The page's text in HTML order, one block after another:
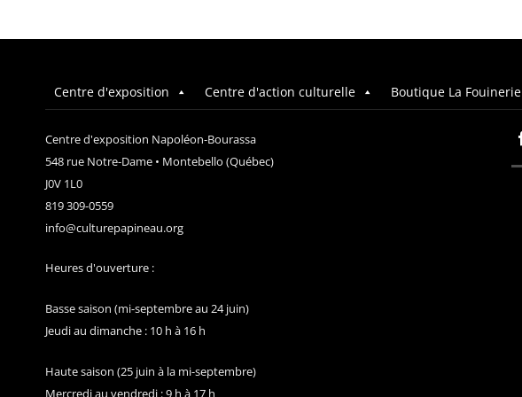
Centre d'exposition Centre d'action culturelle Boutique La Fouinerie
Centre d'exposition Napoléon-Bourassa
548 rue Notre-Dame • Montebello (Québec)
J0V 1L0
819 309-0559
info@culturepapineau.org
Heures d'ouverture :
Basse saison (mi-septembre au 24 juin)
Jeudi au dimanche : 10 h à 16 h
Haute saison (25 juin à la mi-septembre)
Mercredi au vendredi : 9 h à 17 h